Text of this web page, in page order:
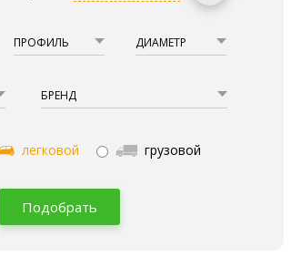
ПРОФИЛЬ ДИАМЕТР
БРЕНД
легковой грузовой
Подобрать